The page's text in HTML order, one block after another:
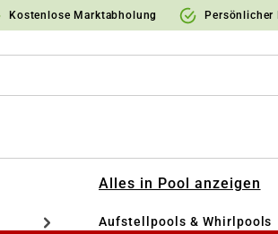
Kostenlose Marktabholung Persönlicher
Alles in Pool anzeigen
Aufstellpools & Whirlpools